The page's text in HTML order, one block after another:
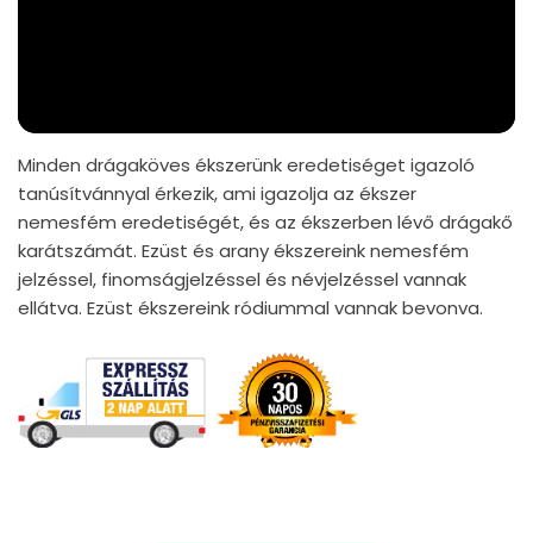
Minden drágaköves ékszerünk eredetiséget igazoló
tanúsítvánnyal érkezik, ami igazolja az ékszer
nemesfém eredetiségét, és az ékszerben lévő drágakő
karátszámát. Ezüst és arany ékszereink nemesfém
jelzéssel, finomságjelzéssel és névjelzéssel vannak
ellátva. Ezüst ékszereink ródiummal vannak bevonva.